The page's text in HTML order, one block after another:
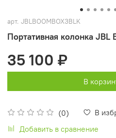
арт. JBLBOOMBOX3BLK
Портативная колонка
(0)
В
Добавить в сравнение
35 100 ₽
В